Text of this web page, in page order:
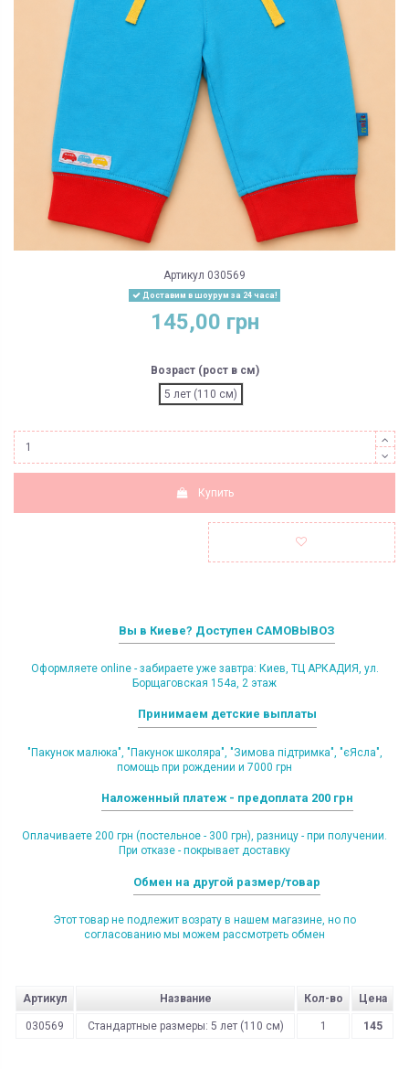
Артикул 030569
Доставим в шоурум за 24 часа!
145,00 грн
Возраст (рост в см)
5 лет (110 см)
Купить
Вы в Киеве? Доступен САМОВЫВОЗ
Оформляете online - забираете уже завтра: Киев, ТЦ АРКАДИЯ, ул.
Борщаговская 154а, 2 этаж
Принимаем детские выплаты
"Пакунок малюка", "Пакунок школяра", "Зимова підтримка", "єЯсла",
помощь при рождении и 7000 грн
Наложенный платеж - предоплата 200 грн
Оплачиваете 200 грн (постельное - 300 грн), разницу - при получении.
При отказе - покрывает доставку
Обмен на другой размер/товар
Этот товар не подлежит возрату в нашем магазине, но по
согласованию мы можем рассмотреть обмен
Артикул Название Кол-во Цена
030569 Стандартные размеры: 5 лет (110 см) 1 145